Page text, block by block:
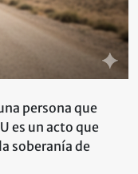
persona que
es un acto que
soberanía de